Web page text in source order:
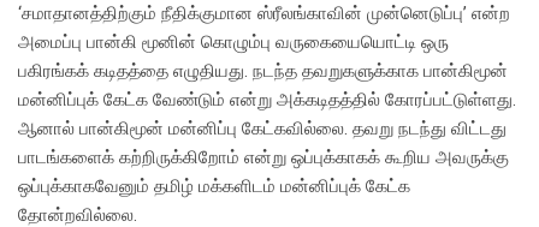
‘சமாதானத்திற்கும் நீதிக்குமான ஸ்ரீலங்காவின் முன்னெடுப்பு’ என்ற
அமைப்பு பான்கி மூனின் கொழும்பு வருகையையொட்டி ஒரு
பகிரங்கக் கடிதத்தை எழுதியது. நடந்த தவறுகளுக்காக பான்கிமூன்
மன்னிப்புக் கேட்க வேண்டும் என்று அக்கடிதத்தில் கோரப்பட்டுள்ளது.
ஆனால் பான்கிமூன் மன்னிப்பு கேட்கவில்லை. தவறு நடந்து விட்டது
பாடங்களைக் கற்றிருக்கிறோம் என்று ஒப்புக்காகக் கூறிய அவருக்கு
ஒப்புக்காகவேனும் தமிழ் மக்களிடம் மன்னிப்புக் கேட்க
தோன்றவில்லை.